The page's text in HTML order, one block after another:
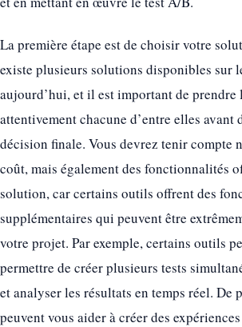
La première étape est de choisir votre
existe plusieurs solutions disponibles sur
aujourd’hui, et il est important de prendre
attentivement chacune d’entre elles avant
décision finale. Vous devrez tenir compte
coût, mais également des fonctionnalités
solution, car certains outils offrent des
supplémentaires qui peuvent être
votre projet. Par exemple, certains outils
permettre de créer plusieurs tests
et analyser les résultats en temps réel. De
peuvent vous aider à créer des